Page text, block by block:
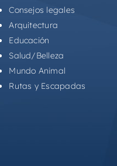
Consejos legales
Arquitectura
Educación
Salud/Belleza
Mundo Animal
Rutas y Escapadas